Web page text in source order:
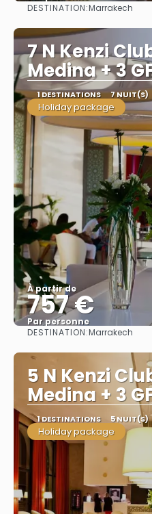
DESTINATION:Marrakech
7 N Kenzi
Medina + 3
1 DESTINATIONS 7 NUIT(S)
Holiday package
À partir de
757 €
Par personne
DESTINATION:Marrakech
5 N Kenzi
Medina + 3
1 DESTINATIONS 5 NUIT(S)
Holiday package